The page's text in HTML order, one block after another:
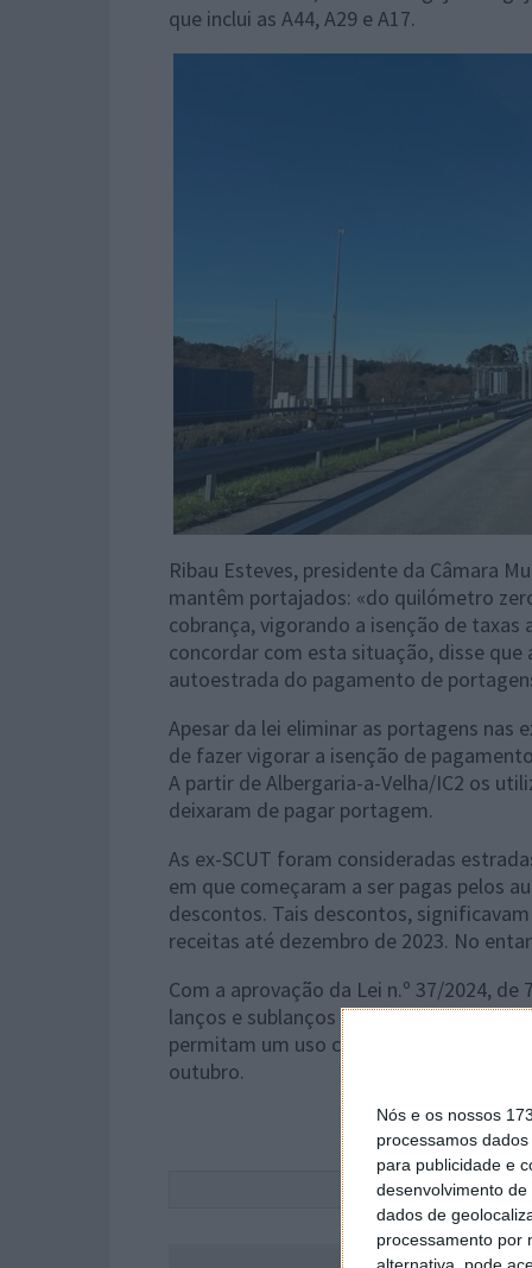
Nós e os nossos
processamos
para publicidade e
desenvolvimento de
dados de
processamento por
que inclui as A44, A29 e A17.
Ribau Esteves, presidente da Câmara
mantêm portajados: «do quilómetro
cobrança, vigorando a isenção de taxas
concordar com esta situação, disse
autoestrada do pagamento de
Apesar da lei eliminar as portagens nas
de fazer vigorar a isenção de
A partir de Albergaria-a-Velha/IC2 os
deixaram de pagar portagem.
As ex-SCUT foram consideradas
em que começaram a ser pagas pelos
descontos. Tais descontos,
receitas até dezembro de 2023. No
Com a aprovação da Lei n.º 37/2024,
lanços e sublanços das autoestradas
permitam um uso com qualidade e
outubro.